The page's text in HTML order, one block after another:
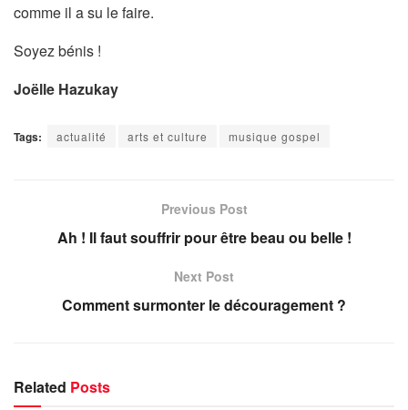
comme il a su le faire.
Soyez bénis !
Joëlle Hazukay
Tags: actualité arts et culture musique gospel
Previous Post
Ah ! Il faut souffrir pour être beau ou belle !
Next Post
Comment surmonter le découragement ?
Related Posts